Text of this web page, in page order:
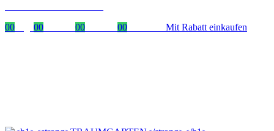
00
00 00 00 Mit Rabatt einkaufen